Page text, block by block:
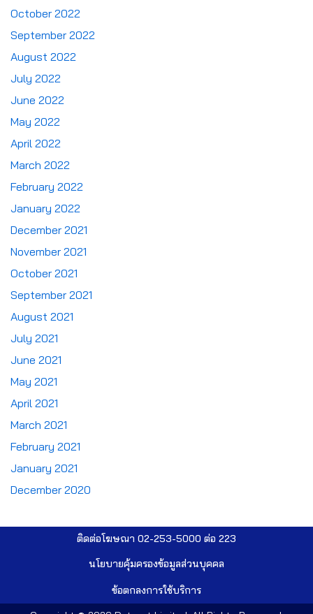
October 2022
September 2022
August 2022
July 2022
June 2022
May 2022
April 2022
March 2022
February 2022
January 2022
December 2021
November 2021
October 2021
September 2021
August 2021
July 2021
June 2021
May 2021
April 2021
March 2021
February 2021
January 2021
December 2020
ติดต่อโฆษณา 02-253-5000​ ต่อ 223
นโยบายคุ้มครองข้อมูลส่วนบุคคล​
ข้อตกลงการใช้บริการ